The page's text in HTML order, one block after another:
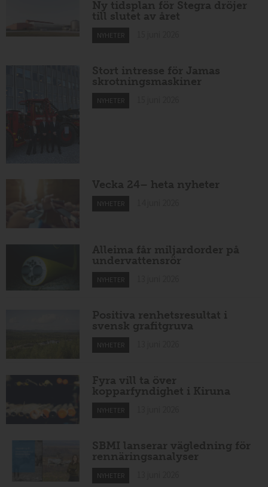
Ny tidsplan för Stegra dröjer
till slutet av året
NYHETER
Stort intresse för Jamas
skrotningsmaskiner
NYHETER
Vecka 24– heta nyheter
NYHETER
Alleima får miljardorder på
undervattensrör
NYHETER
Positiva renhetsresultat i
svensk grafitgruva
NYHETER
Fyra vill ta över
kopparfyndighet i Kiruna
NYHETER
SBMI lanserar vägledning för
rennäringsanalyser
NYHETER